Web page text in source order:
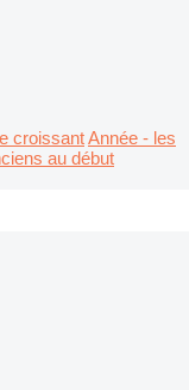
croissantAnnée - les
au début